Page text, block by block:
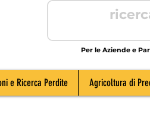
Per le Aziende e
e Ricerca Perdite Agricoltura di